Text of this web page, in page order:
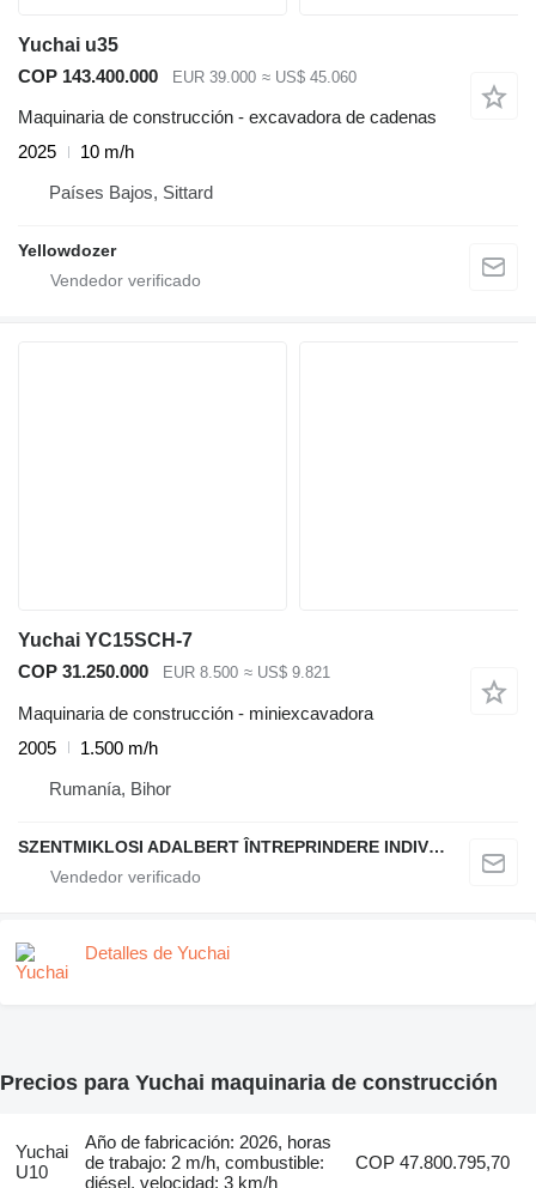
Yuchai u35
COP 143.400.000
EUR 39.000 ≈ US$ 45.060
Maquinaria de construcción - excavadora de cadenas
2025
10 m/h
Países Bajos, Sittard
Yellowdozer
Yuchai YC15SCH-7
COP 31.250.000
EUR 8.500 ≈ US$ 9.821
Maquinaria de construcción - miniexcavadora
2005
1.500 m/h
Rumanía, Bihor
SZENTMIKLOSI ADALBERT ÎNTREPRINDERE INDIVIDUALĂ
Detalles de Yuchai
Precios para Yuchai maquinaria de construcción
Yuchai
U10
Año de fabricación: 2026, horas
de trabajo: 2 m/h, combustible:
diésel, velocidad: 3 km/h
COP 47.800.795,70